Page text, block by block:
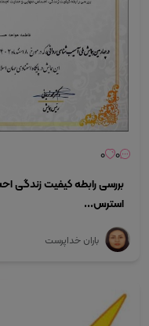
0
0
بررسی رابطه کیفیت زندگی
استرس...
باران خداپرست